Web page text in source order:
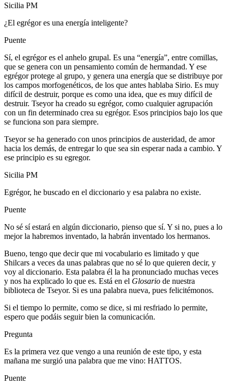
Sicilia PM
¿El egrégor es una energía inteligente?
Puente
Sí, el egrégor es el anhelo grupal. Es una “energía”, entre comillas,
que se genera con un pensamiento común de hermandad. Y ese
egrégor protege al grupo, y genera una energía que se distribuye por
los campos morfogenéticos, de los que antes hablaba Sirio. Es muy
difícil de destruir, porque es como una idea, que es muy difícil de
destruir. Tseyor ha creado su egrégor, como cualquier agrupación
con un fin determinado crea su egrégor. Esos principios bajo los que
se funciona son para siempre.
Tseyor se ha generado con unos principios de austeridad, de amor
hacia los demás, de entregar lo que sea sin esperar nada a cambio. Y
ese principio es su egregor.
Sicilia PM
Egrégor, he buscado en el diccionario y esa palabra no existe.
Puente
No sé sí estará en algún diccionario, pienso que sí. Y si no, pues a lo
mejor la habremos inventado, la habrán inventado los hermanos.
Bueno, tengo que decir que mi vocabulario es limitado y que
Shilcars a veces da unas palabras que no sé lo que quieren decir, y
voy al diccionario. Esta palabra él la ha pronunciado muchas veces
y nos ha explicado lo que es. Está en el Glosario de nuestra
biblioteca de Tseyor. Si es una palabra nueva, pues felicitémonos.
Si el tiempo lo permite, como se dice, si mi resfriado lo permite,
espero que podáis seguir bien la comunicación.
Pregunta
Es la primera vez que vengo a una reunión de este tipo, y esta
mañana me surgió una palabra que me vino: HATTOS.
Puente